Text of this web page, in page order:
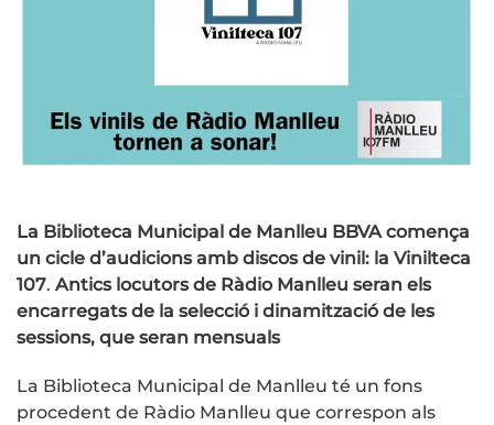
La Biblioteca Municipal de Manlleu BBVA comença
un cicle d’audicions amb discos de vinil: la Vinilteca
107. Antics locutors de Ràdio Manlleu seran els
encarregats de la selecció i dinamització de les
sessions, que seran mensuals
La Biblioteca Municipal de Manlleu té un fons
procedent de Ràdio Manlleu que correspon als